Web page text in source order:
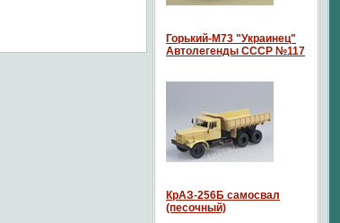
Горький-М73 "Украинец"
Автолегенды СССР №117
КрАЗ-256Б самосвал
(песочный)